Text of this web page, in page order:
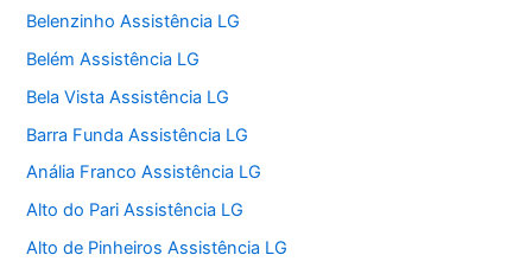
Belenzinho Assistência LG
Belém Assistência LG
Bela Vista Assistência LG
Barra Funda Assistência LG
Anália Franco Assistência LG
Alto do Pari Assistência LG
Alto de Pinheiros Assistência LG